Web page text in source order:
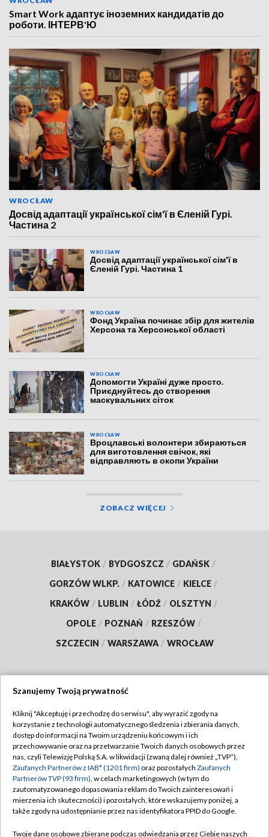
Smart Work адаптує іноземних кандидатів до
роботи. ІНТЕРВ'Ю
WROCŁAW
Досвід адаптації української сім'ї в Єленій Гурі.
Частина 2
WROCŁAW
Досвід адаптації української сім'ї в
Єленій Гурі. Частина 1
WROCŁAW
Фонд Україна починає збір для жителів
Херсона та Херсонської області
WROCŁAW
Допомогти Україні дуже просто.
Приєднуйтесь до створення
маскувальних сіток
WROCŁAW
Вроцлавські волонтери збираються
для виготовлення свічок, які
відправляють в окопи України
ZOBACZ WIĘCEJ
BIAŁYSTOK / BYDGOSZCZ / GDAŃSK /
GORZÓW WLKP. / KATOWICE / KIELCE /
KRAKÓW / LUBLIN / ŁÓDŹ / OLSZTYN /
OPOLE / POZNAŃ / RZESZÓW /
SZCZECIN / WARSZAWA / WROCŁAW
TVP
Abonament TVP
Emisja w TVP
Centrum informacji TVP
Naziemna Telewizja Cyfrowa
Regulamin TVP
Polityka prywatności
Moje zgody
Pomoc
Szanujemy Twoją prywatność
Kliknij "Akceptuję i przechodzę do serwisu", aby wyrazić zgody na
korzystanie z technologii automatycznego śledzenia i zbierania danych,
dostęp do informacji na Twoim urządzeniu końcowym i ich
przechowywanie oraz na przetwarzanie Twoich danych osobowych przez
nas, czyli Telewizję Polską S.A. w likwidacji (zwaną dalej również „TVP”),
Zaufanych Partnerów z IAB* (1201 firm) oraz pozostałych Zaufanych
Partnerów TVP (93 firm), w celach marketingowych (w tym do
zautomatyzowanego dopasowania reklam do Twoich zainteresowań i
mierzenia ich skuteczności) i pozostałych, które wskazujemy poniżej, a
także zgody na udostępnianie przez nas identyfikatora PPID do Google.
Twoje dane osobowe zbierane podczas odwiedzania przez Ciebie naszych